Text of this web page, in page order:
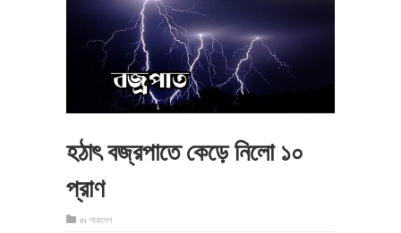
হঠাৎ বজ্রপাতে কেড়ে নিলো ১০
প্রাণ
in সারাদেশ